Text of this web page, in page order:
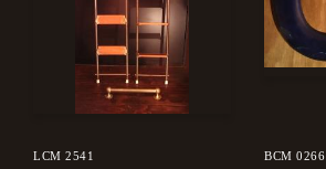
LCM 2541 BCM 0266